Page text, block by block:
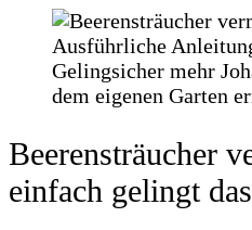
Beerensträucher
einfach gelingt das